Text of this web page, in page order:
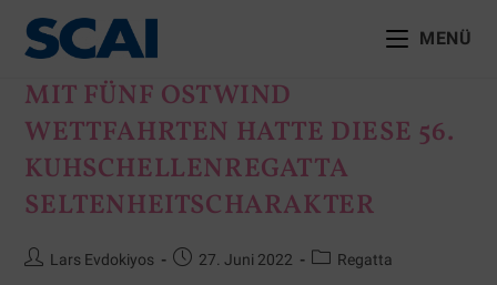
MENÜ
MIT FÜNF OSTWIND
WETTFAHRTEN HATTE DIESE 56.
KUHSCHELLENREGATTA
SELTENHEITSCHARAKTER
Lars Evdokiyos 27. Juni 2022 Regatta